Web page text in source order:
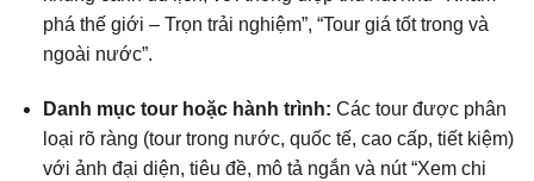
phá thế giới – Trọn trải nghiệm”, “Tour giá tốt trong và
ngoài nước”.
Danh mục tour hoặc hành trình: Các tour được phân
loại rõ ràng (tour trong nước, quốc tế, cao cấp, tiết kiệm)
với ảnh đại diện, tiêu đề, mô tả ngắn và nút “Xem chi